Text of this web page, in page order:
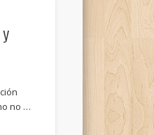
no …